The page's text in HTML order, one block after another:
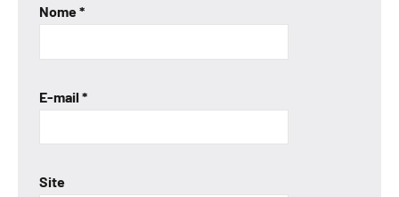
Nome*
E-mail *
Site